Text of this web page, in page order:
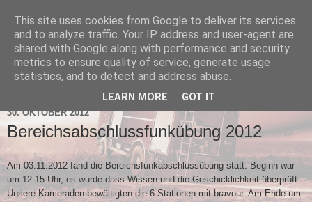
30. OKTOBER 2012
Bereichsabschlussfunkübung 2012
Am 03.11.2012 fand die Bereichsfunkabschlussübung statt. Beginn war
um 12:15 Uhr, es wurde dass Wissen und die Geschicklichkeit überprüft.
Unsere Kameraden bewältigten die 6 Stationen mit bravour. Am Ende um
This site uses cookies from Google to deliver its services
and to analyze traffic. Your IP address and user-agent are
shared with Google along with performance and security
metrics to ensure quality of service, generate usage
statistics, and to detect and address abuse.
LEARN MORE GOT IT